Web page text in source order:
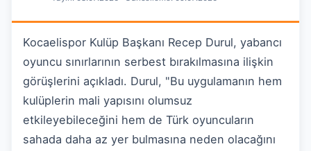
Kocaelispor Kulüp Başkanı Recep Durul, yabancı
oyuncu sınırlarının serbest bırakılmasına ilişkin
görüşlerini açıkladı. Durul, "Bu uygulamanın hem
kulüplerin mali yapısını olumsuz
etkileyebileceğini hem de Türk oyuncuların
sahada daha az yer bulmasına neden olacağını